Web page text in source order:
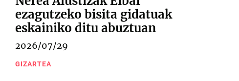
ezagutzeko bisita gidatuak
eskainiko ditu abuztuan
2026/07/29
GIZARTEA